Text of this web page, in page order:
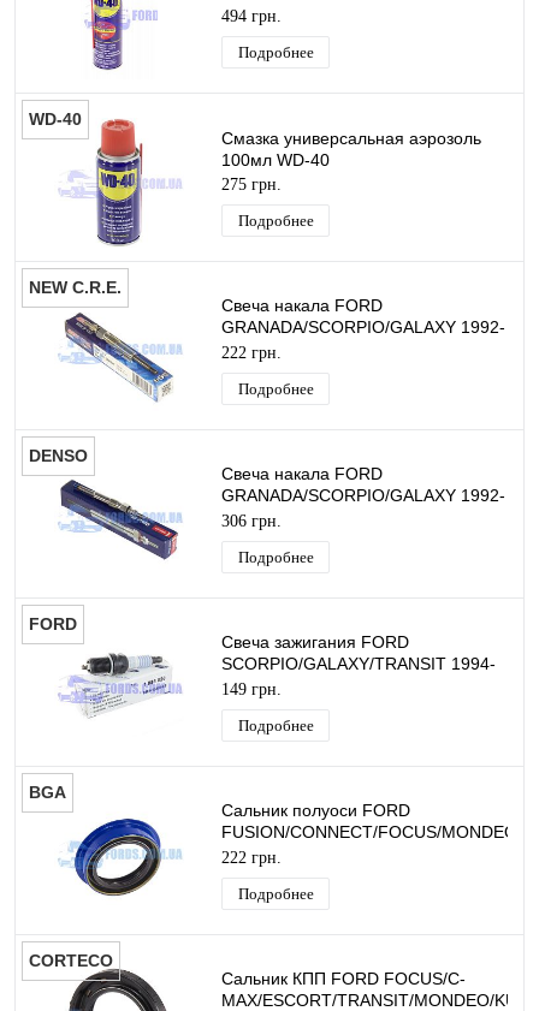
494 грн.
Подробнее
WD-40
Смазка универсальная аэрозоль
100мл WD-40
275 грн.
Подробнее
NEW C.R.E.
Свеча накала FORD
GRANADA/SCORPIO/GALAXY 1992-
2006 NEW C.R.E.
222 грн.
Подробнее
DENSO
Свеча накала FORD
GRANADA/SCORPIO/GALAXY 1992-
2006 DENSO
306 грн.
Подробнее
FORD
Свеча зажигания FORD
SCORPIO/GALAXY/TRANSIT 1994-
2000 (OHC/DOHC) ORIGINAL
149 грн.
Подробнее
BGA
Сальник полуоси FORD
FUSION/CONNECT/FOCUS/MONDEO/
(40X55X13) BGA
222 грн.
Подробнее
CORTECO
Сальник КПП FORD FOCUS/C-
MAX/ESCORT/TRANSIT/MONDEO/KUGA